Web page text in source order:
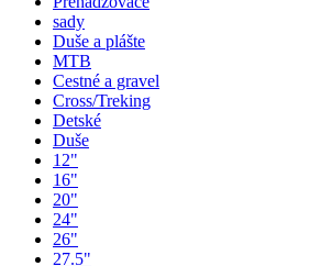
sady
Duše a plášte
MTB
Cestné a gravel
Cross/Treking
Detské
Duše
12"
16"
20"
24"
26"
27.5"